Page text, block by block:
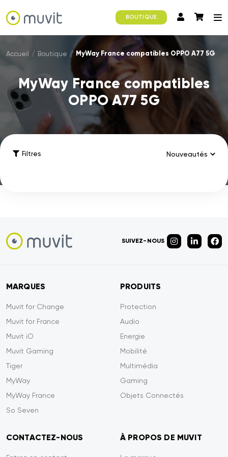
BOUTIQUE
Accueil / Boutique / MyWay France compatibles OPPO A77 5G
MyWay France compatibles
OPPO A77 5G
Filtres
SUIVEZ-NOUS
MARQUES
Muvit for Change
Muvit for France
Muvit iO
Muvit Gaming
Tiger
MyWay
MyWay France
So Seven
PRODUITS
Protection
Audio
Energie
Mobilité
Multimédia
Gaming
Objets Connectés
CONTACTEZ-NOUS À PROPOS DE MUVIT